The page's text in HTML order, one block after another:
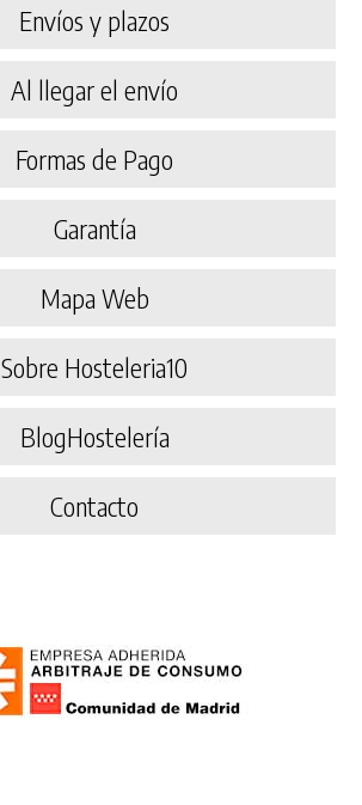
Envíos y plazos
Al llegar el envío
Formas de Pago
Garantía
Mapa Web
Sobre Hosteleria10
BlogHostelería
Contacto